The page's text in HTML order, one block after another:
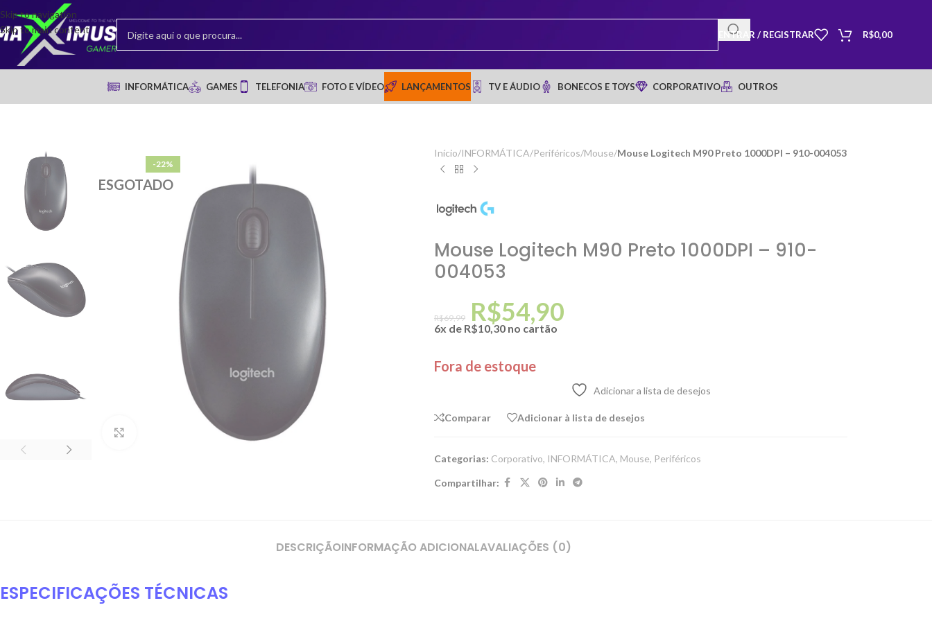
Skip to navigation
Skip to main content
ENTRAR / REGISTRAR R$0,00
INFORMÁTICA GAMES TELEFONIA FOTO E VÍDEO LANÇAMENTOS TV E ÁUDIO BONECOS E TOYS CORPORATIVO OUTROS
-22%
ESGOTADO
Clique para ampliar
Início/INFORMÁTICA/Periféricos/Mouse/Mouse Logitech M90 Preto 1000DPI – 910-004053
Mouse Logitech M90 Preto 1000DPI – 910-
004053
R$69,99 R$54,90
6x de R$10,30 no cartão
Fora de estoque
Adicionar a lista de desejos
Comparar Adicionar à lista de desejos
Categorias: Corporativo, INFORMÁTICA, Mouse, Periféricos
Compartilhar:
DESCRIÇÃOINFORMAÇÃO ADICIONALAVALIAÇÕES (0)
ESPECIFICAÇÕES TÉCNICAS